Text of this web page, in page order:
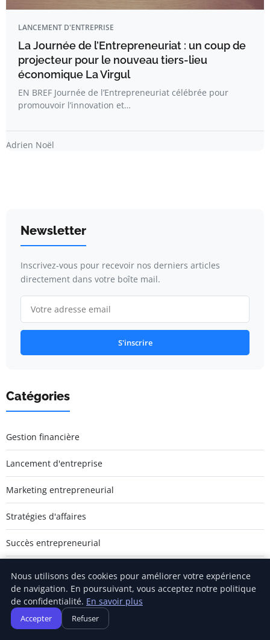
LANCEMENT D'ENTREPRISE
La Journée de l’Entrepreneuriat : un coup de
projecteur pour le nouveau tiers-lieu
économique La Virgul
EN BREF Journée de l’Entrepreneuriat célébrée pour
promouvoir l’innovation et…
Adrien Noël
Newsletter
Inscrivez-vous pour recevoir nos derniers articles
directement dans votre boîte mail.
S'inscrire
Catégories
Gestion financière
Lancement d'entreprise
Marketing entrepreneurial
Stratégies d'affaires
Succès entrepreneurial
Nous utilisons des cookies pour améliorer votre expérience
de navigation. En poursuivant, vous acceptez notre politique
de confidentialité. En savoir plus
Accepter Refuser